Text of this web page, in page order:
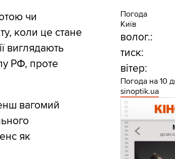
чи
коли це стане
виглядають
РФ, проте
вагомий
як
Погода
Київ
волог.:
тиск:
вітер:
Погода на 10
sinoptik.ua